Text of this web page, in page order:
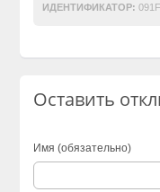
ИДЕНТИФИКАТОР:
Оставить
Имя (обязательно)